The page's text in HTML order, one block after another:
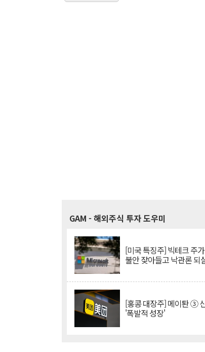
GAM - 해외주식 투자 도우미
[미국 특징주] 빅테크 주
불안 잦아들고 낙관론 되
[홍콩 대장주] 메이퇀 ③
'폭발적 성장'